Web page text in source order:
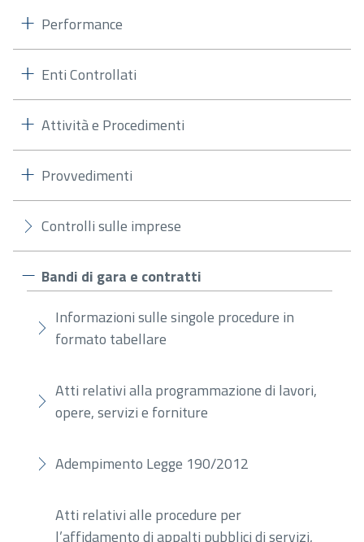
Performance
Enti Controllati
Attività e Procedimenti
Provvedimenti
Controlli sulle imprese
Bandi di gara e contratti
Informazioni sulle singole procedure in
formato tabellare
Atti relativi alla programmazione di lavori,
opere, servizi e forniture
Adempimento Legge 190/2012
Atti relativi alle procedure per
l’affidamento di appalti pubblici di servizi,